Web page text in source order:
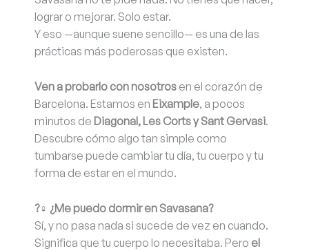
lograr o mejorar. Solo estar.
Y eso —aunque suene sencillo— es una de las
prácticas más poderosas que existen.
Ven a probarlo con nosotros en el corazón de
Barcelona. Estamos en Eixample, a pocos
minutos de Diagonal, Les Corts y Sant Gervasi.
Descubre cómo algo tan simple como
tumbarse puede cambiar tu día, tu cuerpo y tu
forma de estar en el mundo.
?‍♀️ ¿Me puedo dormir en Savasana?
Sí, y no pasa nada si sucede de vez en cuando.
Significa que tu cuerpo lo necesitaba. Pero el